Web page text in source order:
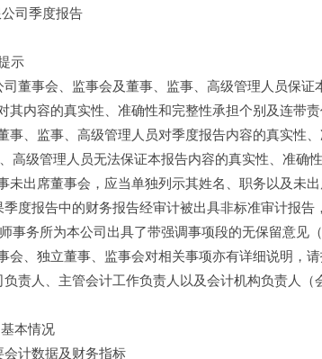
司季度报告
示
会、监事会及董事、监事、高级管理人员保证
其内容的真实性、准确性和完整性承担个别及连带责
监事、高级管理人员对季度报告内容的真实性、
高级管理人员无法保证本报告内容的真实性、准确
席董事会，应当单独列示其姓名、职务以及未出
告中的财务报告经审计被出具非标准审计报告
所为本公司出具了带强调事项段的无保留意见（
会、独立董事、监事会对相关事项亦有详细说明，请
、主管会计工作负责人以及会计机构负责人（
情况
数据及财务指标